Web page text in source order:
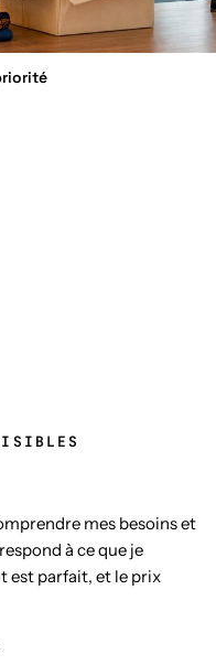
mes besoins et
à ce que je
est parfait, et le prix